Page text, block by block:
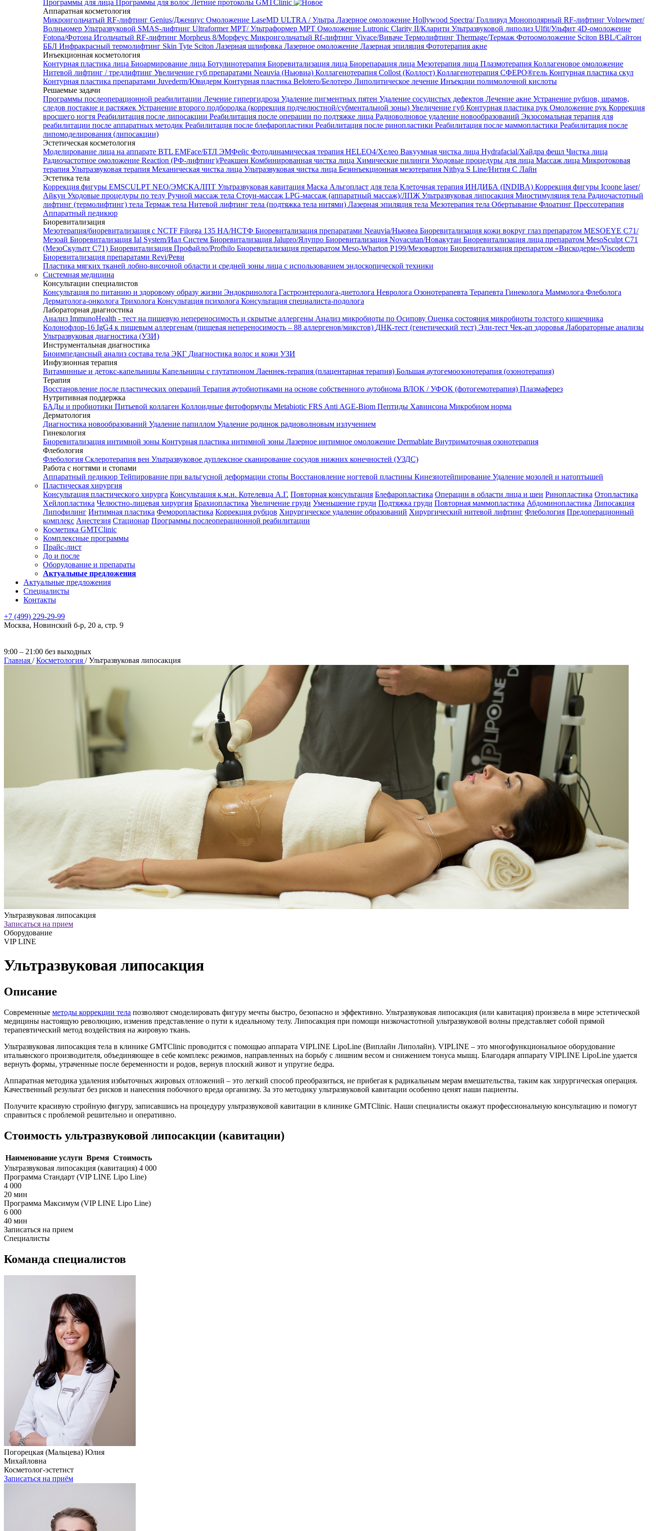
Программы для лица Программы для волос Летние протоколы GMTClinic
Аппаратная косметология
Микроигольчатый RF-лифтинг Genius/Джениус Омоложение LaseMD ULTRA / Ультра Лазерное омоложение Hollywood Spectra/ Голливуд Монополярный RF-лифтинг Volnewmer/
Волньюмер Ультразвуковой SMAS-лифтинг Ultraformer MPT/ Ультраформер MPT Омоложение Lutronic Clarity II/Кларити Ультразвуковой липолиз Ulfit/Ульфит 4D-омоложение
Fotona/Фотона Игольчатый RF-лифтинг Morpheus 8/Морфеус Микроигольчатый Rf-лифтинг Vivace/Виваче Термолифтинг Thermage/Термаж Фотоомоложение Sciton BBL/Сайтон
ББЛ Инфракрасный термолифтинг Skin Tyte Sciton Лазерная шлифовка Лазерное омоложение Лазерная эпиляция Фототерапия акне
Инъекционная косметология
Контурная пластика лица Биоармирование лица Ботулинотерапия Биоревитализация лица Биорепарация лица Мезотерапия лица Плазмотерапия Коллагеновое омоложение
Нитевой лифтинг / тредлифтинг Увеличение губ препаратами Neauvia (Ньювиа) Коллагенотерапия Collost (Коллост) Коллагенотерапия СФЕРО®гель Контурная пластика скул
Контурная пластика препаратами Juvederm/Ювидерм Контурная пластика Belotero/Белотеро Липолитическое лечение Инъекции полимолочной кислоты
Решаемые задачи
Программы послеоперационной реабилитации Лечение гипергидроза Удаление пигментных пятен Удаление сосудистых дефектов Лечение акне Устранение рубцов, шрамов,
следов постакне и растяжек Устранение второго подбородка (коррекция подчелюстной/субментальной зоны) Увеличение губ Контурная пластика рук Омоложение рук Коррекция
вросшего ногтя Реабилитация после липосакции Реабилитация после операции по подтяжке лица Радиоволновое удаление новообразований Экзосомальная терапия для
реабилитации после аппаратных методик Реабилитация после блефаропластики Реабилитация после ринопластики Реабилитация после маммопластики Реабилитация после
липомоделирования (липосакции)
Эстетическая косметология
Моделирование лица на аппарате BTL EMFace/БТЛ ЭМФейс Фотодинамическая терапия HELEO4/Хелео Вакуумная чистка лица Hydrafacial/Хайдра фешл Чистка лица
Радиочастотное омоложение Reaction (РФ-лифтинг)/Реакшен Комбинированная чистка лица Химические пилинги Уходовые процедуры для лица Массаж лица Микротоковая
терапия Ультразвуковая терапия Механическая чистка лица Ультразвуковая чистка лица Безинъекционная мезотерапия Nithya S Line/Нития С Лайн
Эстетика тела
Коррекция фигуры EMSCULPT NEO/ЭМСКАЛПТ Ультразвуковая кавитация Маска Альгопласт для тела Клеточная терапия ИНДИБА (INDIBA) Коррекция фигуры Icoone laser/
Айкун Уходовые процедуры по телу Ручной массаж тела Стоун-массаж LPG-массаж (аппаратный массаж)/ЛПЖ Ультразвуковая липосакция Миостимуляция тела Радиочастотный
лифтинг (термолифтинг) тела Термаж тела Нитевой лифтинг тела (подтяжка тела нитями) Лазерная эпиляция тела Мезотерапия тела Обертывание Флоатинг Прессотерапия
Аппаратный педикюр
Биоревитализация
Мезотерапия/биоревитализация с NCTF Filorga 135 HA/НСТФ Биоревитализация препаратами Neauvia/Ньювеа Биоревитализация кожи вокруг глаз препаратом MESOEYE C71/
Мезоай Биоревитализация Ial System/Иал Систем Биоревитализация Jalupro/Ялупро Биоревитализация Novacutan/Новакутан Биоревитализация лица препаратом MesoSculpt C71
(МезоСкульпт С71) Биоревитализация Профайло/Profhilo Биоревитализация препаратом Meso-Wharton P199/Мезовартон Биоревитализация препаратом «Вискодерм»/Viscoderm
Биоревитализация препаратами Revi/Реви
Пластика мягких тканей лобно-височной области и средней зоны лица с использованием эндоскопической техники
Системная медицина
Консультации специалистов
Консультация по питанию и здоровому образу жизни Эндокринолога Гастроэнтеролога-диетолога Невролога Озонотерапевта Терапевта Гинеколога Маммолога Флеболога
Дерматолога-онколога Трихолога Консультация психолога Консультация специалиста-подолога
Лабораторная диагностика
Анализ ImmunoHealth - тест на пищевую непереносимость и скрытые аллергены Анализ микробиоты по Осипову Оценка состояния микробиоты толстого кишечника
Колонофлор-16 IgG4 к пищевым аллергенам (пищевая непереносимость – 88 аллергенов/микстов) ДНК-тест (генетический тест) Эли-тест Чек-ап здоровья Лабораторные анализы
Ультразвуковая диагностика (УЗИ)
Инструментальная диагностика
Биоимпедансный анализ состава тела ЭКГ Диагностика волос и кожи УЗИ
Инфузионная терапия
Витаминные и детокс-капельницы Капельницы с глутатионом Лаеннек-терапия (плацентарная терапия) Большая аутогемоозонотерапия (озонотерапия)
Терапия
Восстановление после пластических операций Терапия аутобиотиками на основе собственного аутобиома ВЛОК / УФОК (фотогемотерапия) Плазмаферез
Нутритивная поддержка
БАДы и пробиотики Питьевой коллаген Коллоидные фитоформулы Metabiotic FRS Anti AGE-Biom Пептиды Хавинсона Микробиом норма
Дерматология
Диагностика новообразований Удаление папиллом Удаление родинок радиоволновым излучением
Гинекология
Биоревитализация интимной зоны Контурная пластика интимной зоны Лазерное интимное омоложение Dermablate Внутриматочная озонотерапия
Флебология
Флебология Склеротерапия вен Ультразвуковое дуплексное сканирование сосудов нижних конечностей (УЗДС)
Работа с ногтями и стопами
Аппаратный педикюр Тейпирование при вальгусной деформации стопы Восстановление ногтевой пластины Кинезиотейпирование Удаление мозолей и натоптышей
Пластическая хирургия
Консультация пластического хирурга Консультация к.м.н. Котелевца А.Г. Повторная консультация Блефаропластика Операции в области лица и шеи Ринопластика Отопластика
Хейлопластика Челюстно-лицевая хирургия Брахиопластика Увеличение груди Уменьшение груди Подтяжка груди Повторная маммопластика Абдоминопластика Липосакция
Липофилинг Интимная пластика Феморопластика Коррекция рубцов Хирургическое удаление образований Хирургический нитевой лифтинг Флебология Предоперационный
комплекс Анестезия Стационар Программы послеоперационной реабилитации
Косметика GMTClinic
Комплексные программы
Прайс-лист
До и после
Оборудование и препараты
Актуальные предложения
Актуальные предложения
Специалисты
Контакты
+7 (499) 229-29-99
Москва, Новинский б-р, 20 а, стр. 9
9:00 – 21:00 без выходных
Главная /Косметология /Ультразвуковая липосакция
Ультразвуковая липосакция
Записаться на прием
Оборудование
VIP LINE
Ультразвуковая липосакция
Описание
Современные методы коррекции тела позволяют смоделировать фигуру мечты быстро, безопасно и эффективно. Ультразвуковая липосакция (или кавитация) произвела в мире эстетической
медицины настоящую революцию, изменив представление о пути к идеальному телу. Липосакция при помощи низкочастотной ультразвуковой волны представляет собой прямой
терапевтический метод воздействия на жировую ткань.
Ультразвуковая липосакция тела в клинике GMTClinic проводится с помощью аппарата VIPLINE LipoLine (Виплайн Липолайн). VIPLINE – это многофункциональное оборудование
итальянского производителя, объединяющее в себе комплекс режимов, направленных на борьбу с лишним весом и снижением тонуса мышц. Благодаря аппарату VIPLINE LipoLine удается
вернуть формы, утраченные после беременности и родов, вернув плоский живот и упругие бедра.
Аппаратная методика удаления избыточных жировых отложений – это легкий способ преобразиться, не прибегая к радикальным мерам вмешательства, таким как хирургическая операция.
Качественный результат без рисков и нанесения побочного вреда организму. За это методику ультразвуковой кавитации особенно ценят наши пациенты.
Получите красивую стройную фигуру, записавшись на процедуру ультразвуковой кавитации в клинике GMTClinic. Наши специалисты окажут профессиональную консультацию и помогут
справиться с проблемой решительно и оперативно.
Стоимость ультразвуковой липосакции (кавитации)
Наименование услуги Время Стоимость
Ультразвуковая липосакция (кавитация) 4 000
Программа Стандарт (VIP LINE Lipo Line)
4 000
20 мин
Программа Максимум (VIP LINE Lipo Line)
6 000
40 мин
Записаться на прием
Специалисты
Команда специалистов
Погорецкая (Мальцева) Юлия
Михайловна
Косметолог-эстетист
Записаться на приём